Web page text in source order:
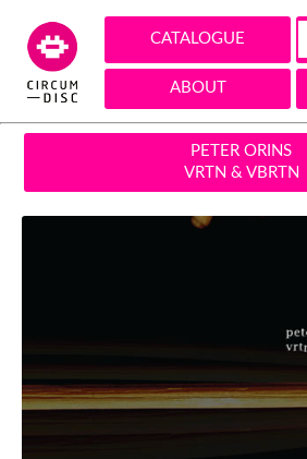
CATALOGUE
ABOUT
PETER ORINS
VRTN & VBRTN